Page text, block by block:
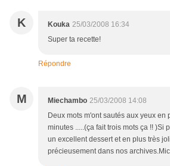
K Kouka 25/03/2008 16:34
Super ta recette!
Répondre
M Miechambo 25/03/2008 14:08
Deux mots m'ont sautés aux yeux en
minutes .....(ça fait trois mots ça !! )Si
un excellent dessert et en plus très
précieusement dans nos